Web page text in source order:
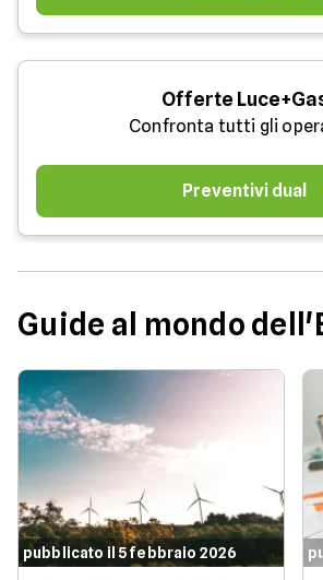
Offerte
Confronta tutti gli
Preventivi dual
Guide al mondo
pubblicato il 5 febbraio 2026